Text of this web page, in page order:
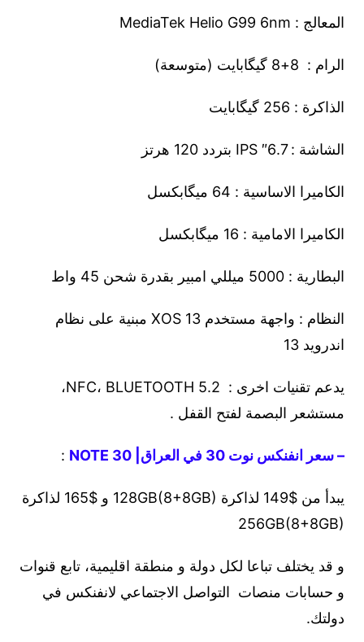
المعالج : MediaTek Helio G99 6nm
الرام : 8+8 گيگابايت (متوسعة)
الذاكرة : 256 گيگابايت
الشاشة : 6.7″ IPS بتردد 120 هرتز
الكاميرا الاساسية : 64 ميگابكسل
الكاميرا الامامية : 16 ميگابكسل
البطارية : 5000 ميللي امبير بقدرة شحن 45 واط
النظام : واجهة مستخدم XOS 13 مبنية على نظام
اندرويد 13
يدعم تقنيات اخرى : NFC، BLUETOOTH 5.2،
مستشعر البصمة لفتح القفل .
– سعر انفنكس نوت 30 في العراق| NOTE 30 :
يبدأ من $149 لذاكرة 128GB(8+8GB) و $165 لذاكرة
256GB(8+8GB)
و قد يختلف تباعا لكل دولة و منطقة اقليمية، تابع قنوات
و حسابات منصات التواصل الاجتماعي لانفنكس في
دولتك.